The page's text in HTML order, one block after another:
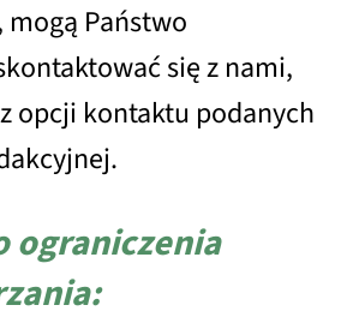
Państwo
się z nami,
opcji kontaktu podanych
ograniczenia